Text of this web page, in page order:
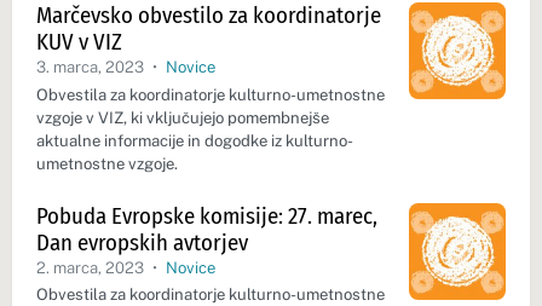
Marčevsko obvestilo za koordinatorje
KUV v VIZ
3. marca, 2023 • Novice
Obvestila za koordinatorje kulturno-umetnostne
vzgoje v VIZ, ki vključujejo pomembnejše
aktualne informacije in dogodke iz kulturno-
umetnostne vzgoje.
Pobuda Evropske komisije: 27. marec,
Dan evropskih avtorjev
2. marca, 2023 • Novice
Obvestila za koordinatorje kulturno-umetnostne